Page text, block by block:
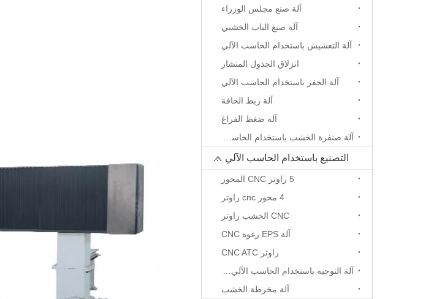
آلة صنع مجلس الوزراء
آلة صنع الباب الخشبي
آلة التعشيش باستخدام الحاسب الآلي
انزلاق الجدول المنشار
آلة الحفر باستخدام الحاسب الآلي
آلة ربط الحافة
آلة ضغط الفراغ
التصنيع باستخدام الحاسب الآلي جهاز التوجيه
5 راوتر CNC المحور
4 محور cnc راوتر
CNC الخشب راوتر
آلة EPS رغوة CNC
راوتر CNC ATC
آلة مخرطة الخشب